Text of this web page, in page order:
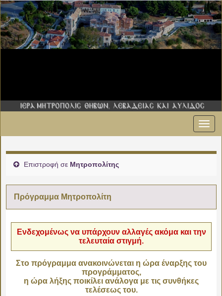
Επιστροφή σε Μητροπολίτης
Πρόγραμμα Μητροπολίτη
Ενδεχομένως να υπάρχουν αλλαγές ακόμα και την
τελευταία στιγμή.
Στο πρόγραμμα ανακοινώνεται η ώρα έναρξης του
προγράμματος,
η ώρα λήξης ποικίλει ανάλογα με τις συνθήκες
τελέσεως του.